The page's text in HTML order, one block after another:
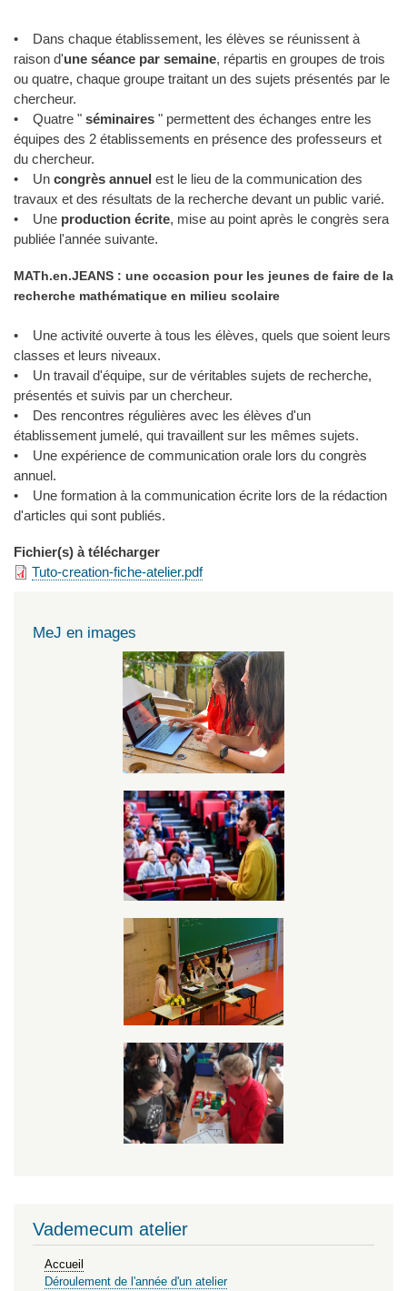
• Dans chaque établissement, les élèves se réunissent à
raison d'une séance par semaine, répartis en groupes de trois
ou quatre, chaque groupe traitant un des sujets présentés par le
chercheur.
• Quatre " séminaires " permettent des échanges entre les
équipes des 2 établissements en présence des professeurs et
du chercheur.
• Un congrès annuel est le lieu de la communication des
travaux et des résultats de la recherche devant un public varié.
• Une production écrite, mise au point après le congrès sera
publiée l'année suivante.
MATh.en.JEANS : une occasion pour les jeunes de faire de la
recherche mathématique en milieu scolaire
• Une activité ouverte à tous les élèves, quels que soient leurs
classes et leurs niveaux.
• Un travail d'équipe, sur de véritables sujets de recherche,
présentés et suivis par un chercheur.
• Des rencontres régulières avec les élèves d'un
établissement jumelé, qui travaillent sur les mêmes sujets.
• Une expérience de communication orale lors du congrès
annuel.
• Une formation à la communication écrite lors de la rédaction
d'articles qui sont publiés.
Fichier(s) à télécharger
Tuto-creation-fiche-atelier.pdf
MeJ en images
Vademecum atelier
Accueil
Déroulement de l'année d'un atelier